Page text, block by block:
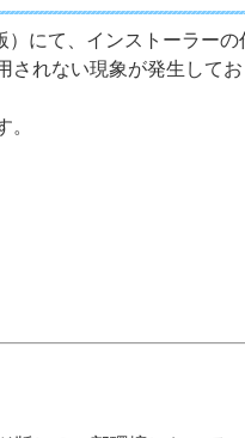
にて、インストーラー
されない現象が発生して
。